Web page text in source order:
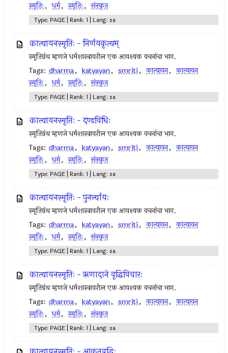
स्मृतिः, धर्म, स्मृतिः, संस्कृत
Type: PAGE | Rank: 1 | Lang: sa
कात्यायनस्मृतिः - निर्णयकृत्यम्
स्मृतिग्रंथ म्हणजे धर्मशास्त्रावरील एक आवश्यक वचनांचा भाग.
Tags: dharma, katyayan, smriti, कात्यायन, कात्यायन
स्मृतिः, धर्म, स्मृतिः, संस्कृत
Type: PAGE | Rank: 1 | Lang: sa
कात्यायनस्मृतिः - दण्डविधिः
स्मृतिग्रंथ म्हणजे धर्मशास्त्रावरील एक आवश्यक वचनांचा भाग.
Tags: dharma, katyayan, smriti, कात्यायन, कात्यायन
स्मृतिः, धर्म, स्मृतिः, संस्कृत
Type: PAGE | Rank: 1 | Lang: sa
कात्यायनस्मृतिः - पुनर्न्यायः
स्मृतिग्रंथ म्हणजे धर्मशास्त्रावरील एक आवश्यक वचनांचा भाग.
Tags: dharma, katyayan, smriti, कात्यायन, कात्यायन
स्मृतिः, धर्म, स्मृतिः, संस्कृत
Type: PAGE | Rank: 1 | Lang: sa
कात्यायनस्मृतिः - ऋणादाने वृद्धिविचारः
स्मृतिग्रंथ म्हणजे धर्मशास्त्रावरील एक आवश्यक वचनांचा भाग.
Tags: dharma, katyayan, smriti, कात्यायन, कात्यायन
स्मृतिः, धर्म, स्मृतिः, संस्कृत
Type: PAGE | Rank: 1 | Lang: sa